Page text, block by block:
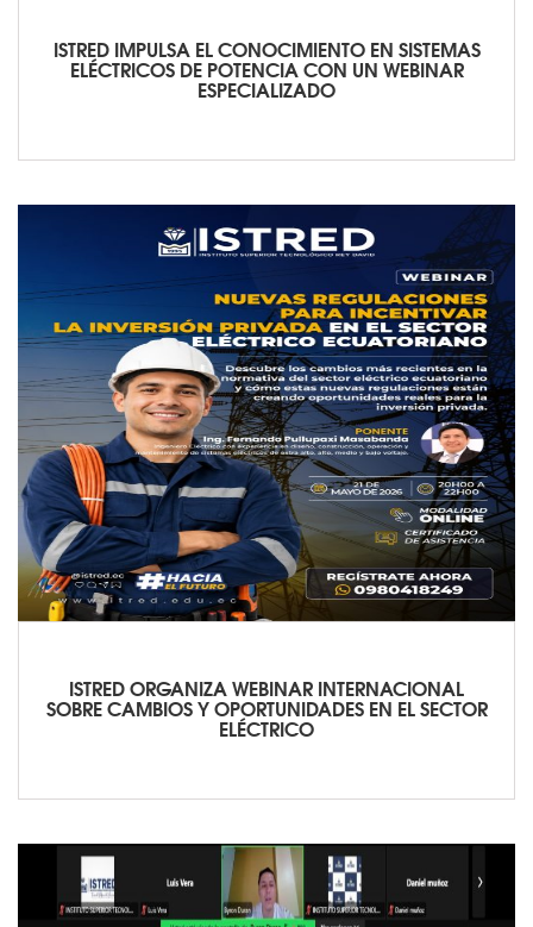
ISTRED IMPULSA EL CONOCIMIENTO EN SISTEMAS
ELÉCTRICOS DE POTENCIA CON UN WEBINAR
ESPECIALIZADO
ISTRED ORGANIZA WEBINAR INTERNACIONAL
SOBRE CAMBIOS Y OPORTUNIDADES EN EL SECTOR
ELÉCTRICO